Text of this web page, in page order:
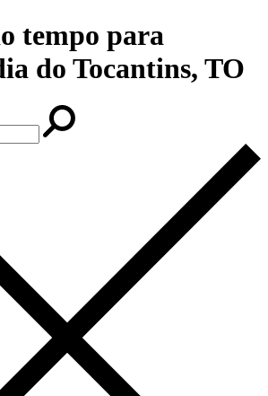
tempo para
do Tocantins, TO